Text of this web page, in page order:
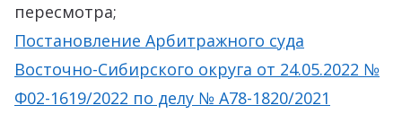
пересмотра;
Постановление Арбитражного суда
Восточно-Сибирского округа от 24.05.2022 №
Ф02-1619/2022 по делу № А78-1820/2021